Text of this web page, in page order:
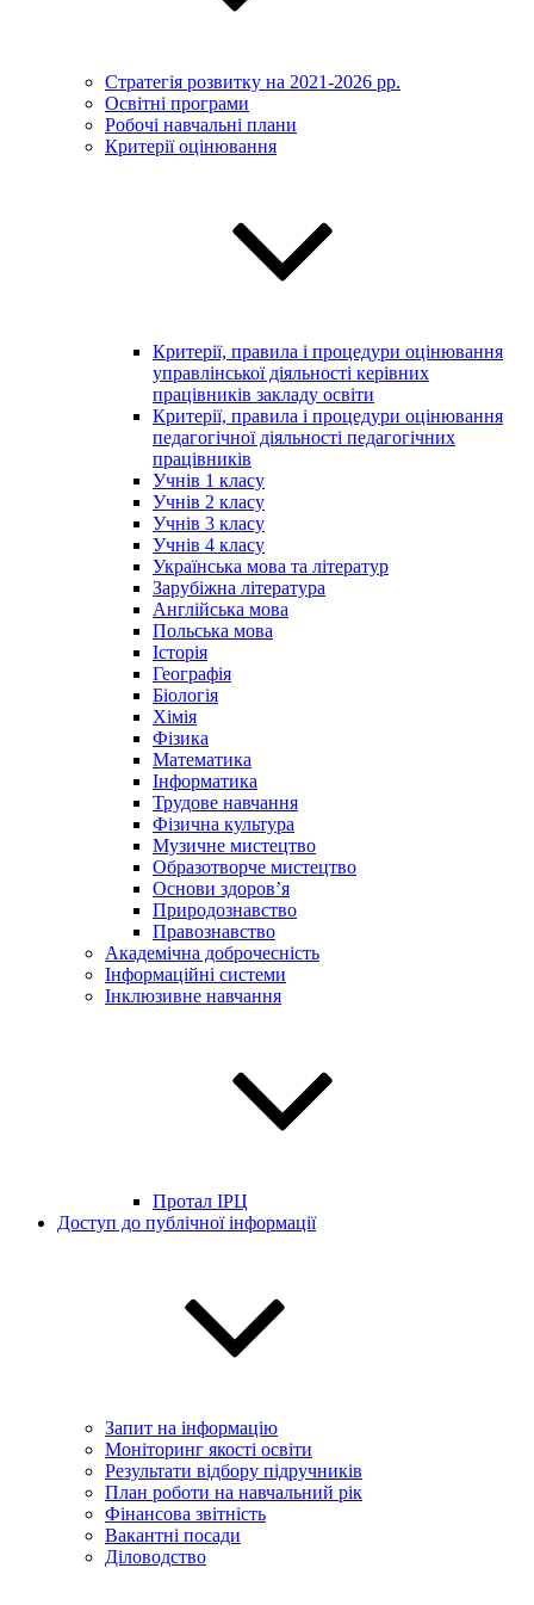
Стратегія розвитку на 2021-2026 рр.
Освітні програми
Робочі навчальні плани
Критерії оцінювання
Критерії, правила і процедури оцінювання
управлінської діяльності керівних
працівників закладу освіти
Критерії, правила і процедури оцінювання
педагогічної діяльності педагогічних
працівників
Учнів 1 класу
Учнів 2 класу
Учнів 3 класу
Учнів 4 класу
Українська мова та літератур
Зарубіжна література
Англійська мова
Польська мова
Історія
Географія
Біологія
Хімія
Фізика
Математика
Інформатика
Трудове навчання
Фізична культура
Музичне мистецтво
Образотворче мистецтво
Основи здоров’я
Природознавство
Правознавство
Академічна доброчесність
Інформаційні системи
Інклюзивне навчання
Протал ІРЦ
Доступ до публічної інформації
Запит на інформацію
Моніторинг якості освіти
Результати відбору підручників
План роботи на навчальний рік
Фінансова звітність
Вакантні посади
Діловодство